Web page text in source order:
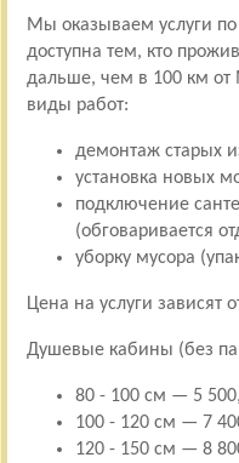
Мы оказываем услуги по
доступна тем, кто
дальше, чем в 100 км
виды работ:
демонтаж старых
установка новых
подключение
(обговаривается
уборку мусора
Цена на услуги зависят
Душевые кабины (без
80 - 100 см — 5
100 - 120 см — 7
120 - 150 см — 8